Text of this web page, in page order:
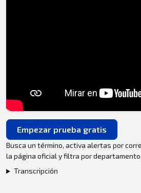
Empezar prueba gratis
Busca un término, activa alertas por
la página oficial y filtra por
Transcripción